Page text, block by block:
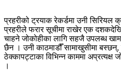
प्रहरीको ट्रयाक रेकर्डमा उनी सिरियल
प्रहरीले फरार सूचीमा राखेर एक
चाहने जोकोहीका लागि सहजै उपलब्ध
छैन । उनी काठमाडौँ सामाखुसीमा बस्छन्,
ठेक्कापट्टाका विभिन्‍न काममा अप्रत्यक्ष
।